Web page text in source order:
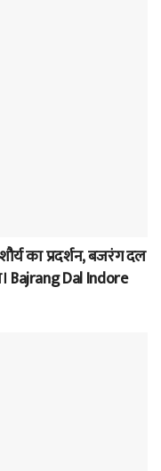
का प्रदर्शन, बजरंग दल
Bajrang Dal Indore